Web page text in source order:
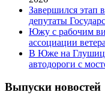
Завершился этап
депутаты
Южу с рабочим
ассоциации
В Юже на
автодороги с
Выпуски новостей